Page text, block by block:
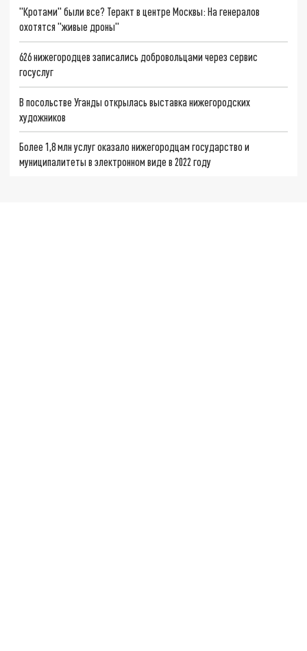
"Кротами" были все? Теракт в центре Москвы: На генералов
охотятся "живые дроны"
626 нижегородцев записались добровольцами через сервис
госуслуг
В посольстве Уганды открылась выставка нижегородских
художников
Более 1,8 млн услуг оказало нижегородцам государство и
муниципалитеты в электронном виде в 2022 году